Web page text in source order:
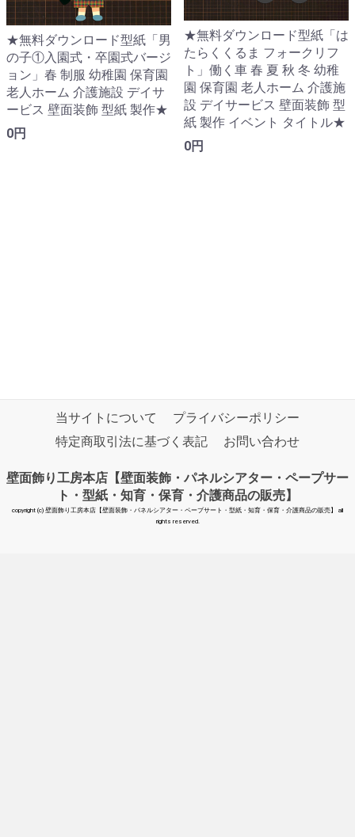
★無料ダウンロード型紙「男
の子①入園式・卒園式バージ
ョン」春 制服 幼稚園 保育園
老人ホーム 介護施設 デイサ
ービス 壁面装飾 型紙 製作★
0円
★無料ダウンロード型紙「は
たらくくるま フォークリフ
ト」働く車 春 夏 秋 冬 幼稚
園 保育園 老人ホーム 介護施
設 デイサービス 壁面装飾 型
紙 製作 イベント タイトル★
0円
当サイトについて
プライバシーポリシー
特定商取引法に基づく表記
お問い合わせ
壁面飾り工房本店【壁面装飾・パネルシアター・ペープサー
ト・型紙・知育・保育・介護商品の販売】
copyright (c) 壁面飾り工房本店【壁面装飾・パネルシアター・ペープサート・型紙・知育・保育・介護商品の販売】 all
rights reserved.